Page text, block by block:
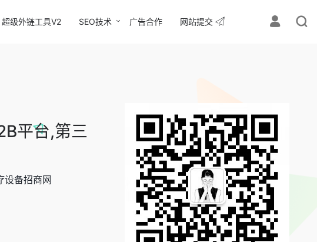
超级外链工具V2 SEO技术 广告合作 网站提交
平台,第三
设备招商网